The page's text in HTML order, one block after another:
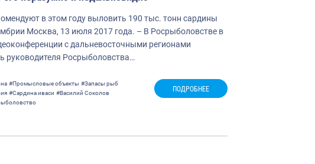
в этом году выловить 190 тыс. тонн сардины
Москва, 13 июля 2017 года. – В Росрыболовстве в
с дальневосточными регионами
руководителя Росрыболовства…
#Промысловые объекты #Запасы рыб
#Сардина иваси #Василий Соколов
ПОДРОБНЕЕ